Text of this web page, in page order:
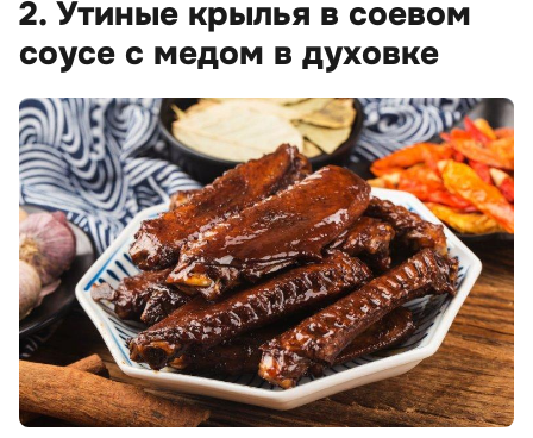
2. Утиные крылья в соевом
соусе с медом в духовке